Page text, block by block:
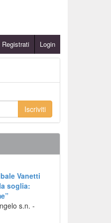
Registrati Login
Iscriviti
Vanetti
soglia:
s.n. -